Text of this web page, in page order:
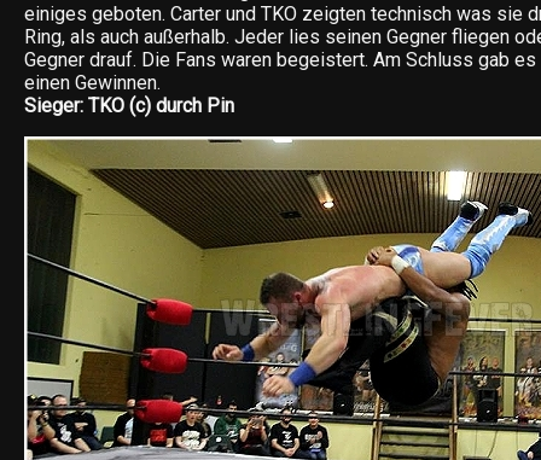
einiges geboten. Carter und TKO zeigten technisch was sie
Ring, als auch außerhalb. Jeder lies seinen Gegner fliegen
Gegner drauf. Die Fans waren begeistert. Am Schluss gab es
einen Gewinnen.
Sieger: TKO (c) durch Pin